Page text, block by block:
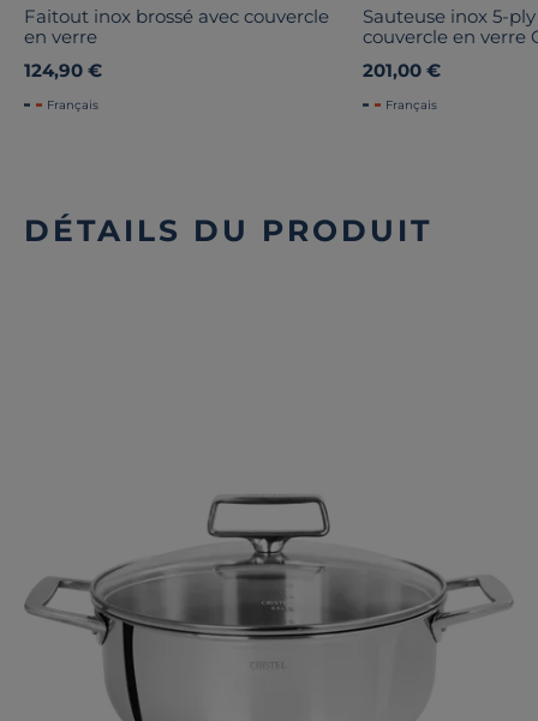
Faitout inox brossé avec couvercle
en verre
124,90 €
Français
Sauteuse inox 5-
couvercle en verre
201,00 €
Français
DÉTAILS DU PRODUIT